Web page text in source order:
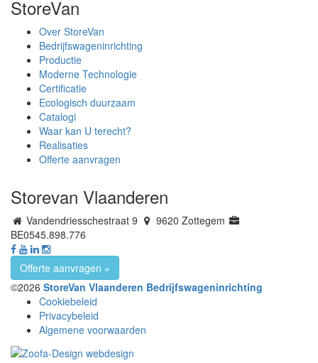
StoreVan
Over StoreVan
Bedrijfswageninrichting
Productie
Moderne Technologie
Certificatie
Ecologisch duurzaam
Catalogi
Waar kan U terecht?
Realisaties
Offerte aanvragen
Storevan Vlaanderen
Vandendriesschestraat 9
9620 Zottegem
BE0545.898.776
Offerte aanvragen »
©2026 StoreVan Vlaanderen Bedrijfswageninrichting
Cookiebeleid
Privacybeleid
Algemene voorwaarden